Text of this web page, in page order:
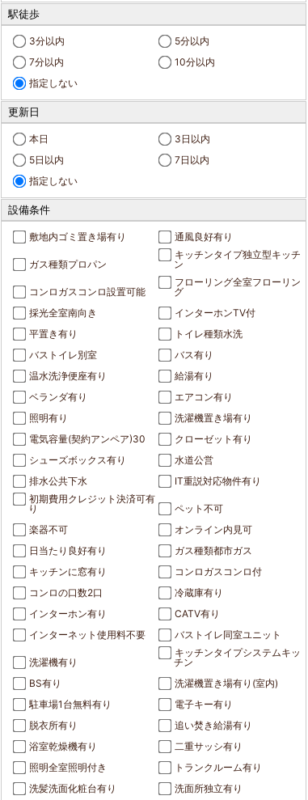
駅徒歩
3分以内
5分以内
7分以内
10分以内
指定しない
更新日
本日
3日以内
5日以内
7日以内
指定しない
設備条件
敷地内ゴミ置き場有り 通風良好有り
ガス種類プロパン
キッチンタイプ独立型キッチ
ン
コンロガスコンロ設置可能
フローリング全室フローリン
グ
採光全室南向き
インターホンTV付
平置き有り
トイレ種類水洗
バストイレ別室
バス有り
温水洗浄便座有り
給湯有り
ベランダ有り
エアコン有り
照明有り
洗濯機置き場有り
電気容量(契約アンペア)30
クローゼット有り
シューズボックス有り
水道公営
排水公共下水
IT重説対応物件有り
初期費用クレジット決済可有
り
ペット不可
楽器不可
オンライン内見可
日当たり良好有り
ガス種類都市ガス
キッチンに窓有り
コンロガスコンロ付
コンロの口数2口
冷蔵庫有り
インターホン有り
CATV有り
インターネット使用料不要
バストイレ同室ユニット
洗濯機有り
キッチンタイプシステムキッ
チン
BS有り
洗濯機置き場有り(室内)
駐車場1台無料有り
電子キー有り
脱衣所有り
追い焚き給湯有り
浴室乾燥機有り
二重サッシ有り
照明全室照明付き
トランクルーム有り
洗髪洗面化粧台有り
洗面所独立有り